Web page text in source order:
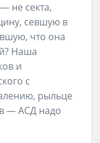
не секта,
севшую в
что она
Наша
и
с
рыльце
— АСД надо